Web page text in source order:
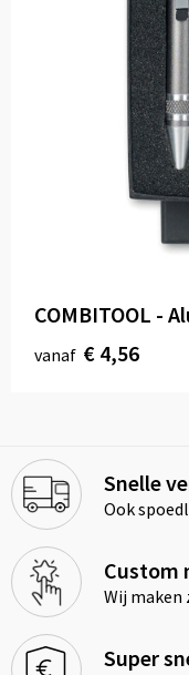
COMBITOOL -
vanaf € 4,56
Snelle
Ook
Custom
Wij maken
Super